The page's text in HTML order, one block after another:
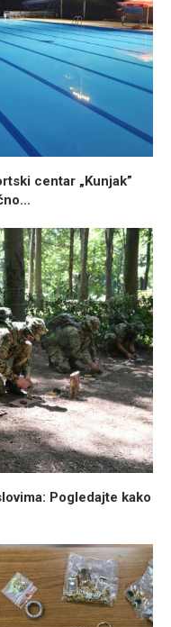
centar „Kunjak”
Pogledajte kako